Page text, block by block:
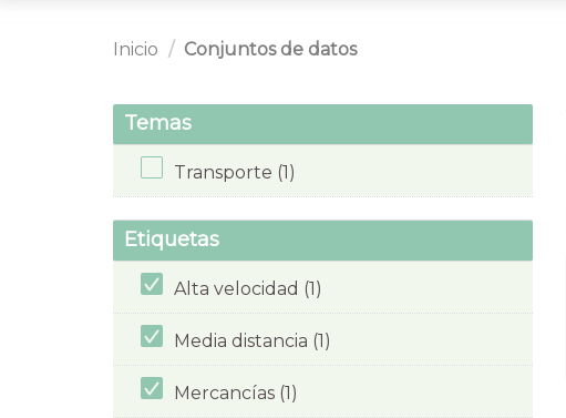
Inicio Conjuntos de datos
Temas
Transporte (1)
Etiquetas
Alta velocidad (1)
Media distancia (1)
Mercancías (1)